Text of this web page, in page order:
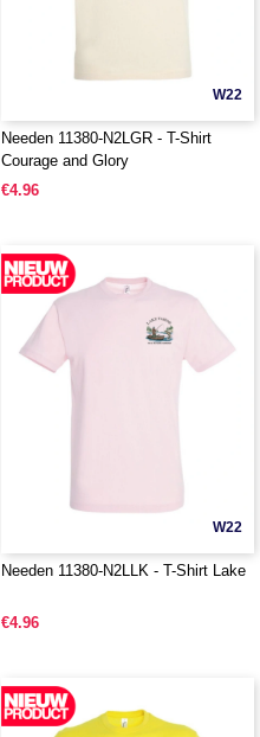
W22
Needen 11380-N2LGR - T-Shirt
Courage and Glory
€4.96
W22
Needen 11380-N2LLK - T-Shirt Lake
€4.96